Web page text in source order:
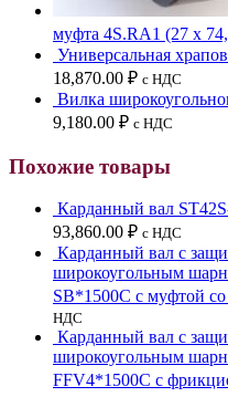
муфта 4S.RA1 (27 х
Универсальная
18,870.00 ₽ с НДС
Вилка
9,180.00 ₽ с НДС
Похожие товары
Карданный вал
93,860.00 ₽ с НДС
Карданный вал с
широкоугольным
SB*1500C с муфтой
НДС
Карданный вал с
широкоугольным
FFV4*1500C с